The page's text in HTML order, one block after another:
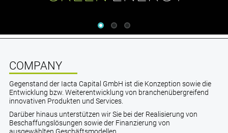
COMPANY
Gegenstand der Iacta Capital GmbH ist die Konzeption sowie die
Entwicklung bzw. Weiterentwicklung von branchenübergreifend
innovativen Produkten und Services.
Darüber hinaus unterstützen wir Sie bei der Realisierung von
Beschaffungslösungen sowie der Finanzierung von